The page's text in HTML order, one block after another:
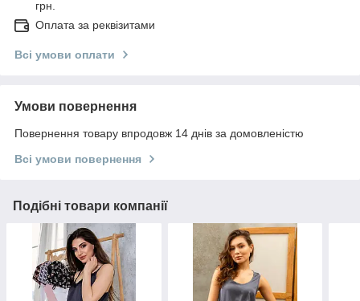
грн.
Оплата за реквізитами
Всі умови оплати
Умови повернення
Повернення товару впродовж 14 днів за домовленістю
Всі умови повернення
Подібні товари компанії